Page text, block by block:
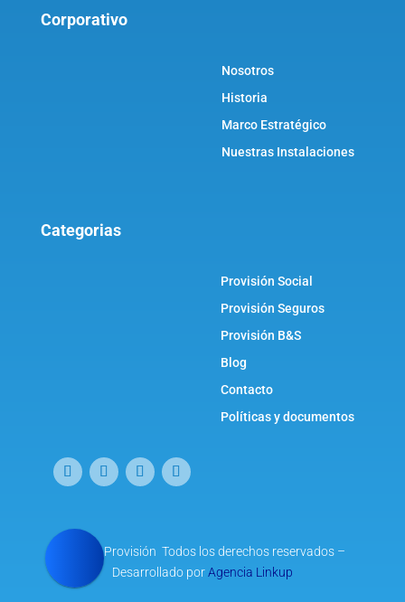
Corporativo
Nosotros
Historia
Marco Estratégico
Nuestras Instalaciones
Categorias
Provisión Social
Provisión Seguros
Provisión B&S
Blog
Contacto
Políticas y documentos
© 2021 Provisión Todos los derechos reservados –
Desarrollado porAgencia Linkup